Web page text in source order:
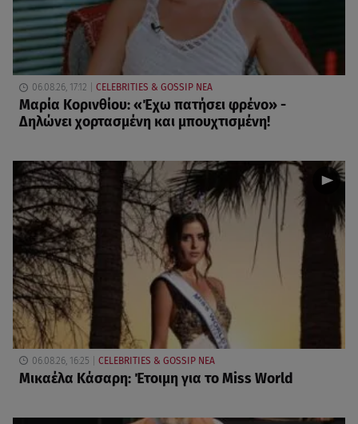
06.08.26, 17:12 CELEBRITIES & GOSSIP ΝΕΑ
Μαρία Κορινθίου: «Έχω πατήσει φρένο» -
Δηλώνει χορτασμένη και μπουχτισμένη!
06.08.26, 16:25 CELEBRITIES & GOSSIP ΝΕΑ
Μικαέλα Κάσαρη: Έτοιμη για το Miss World